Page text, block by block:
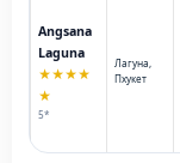
Angsana
Laguna
★★★★
★
5*
Лагуна,
Пхукет